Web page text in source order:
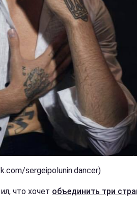
sergeipolunin.dancer)
что хочет объединить три